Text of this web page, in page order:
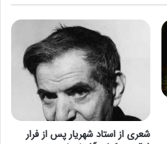
شعری از استاد شهریار پس از فرار